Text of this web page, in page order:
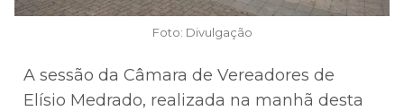
Foto: Divulgação
A sessão da Câmara de Vereadores de
Elísio Medrado, realizada na manhã desta